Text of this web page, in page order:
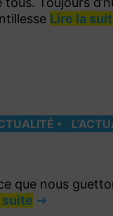
Lire la
que nous
suite